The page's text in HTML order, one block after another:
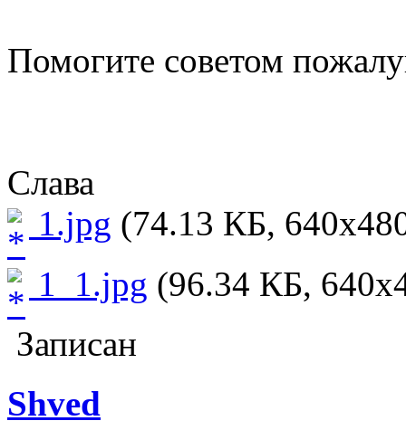
Помогите советом
Слава
1.jpg (74.13 КБ,
1_1.jpg (96.34 КБ,
Записан
Shved